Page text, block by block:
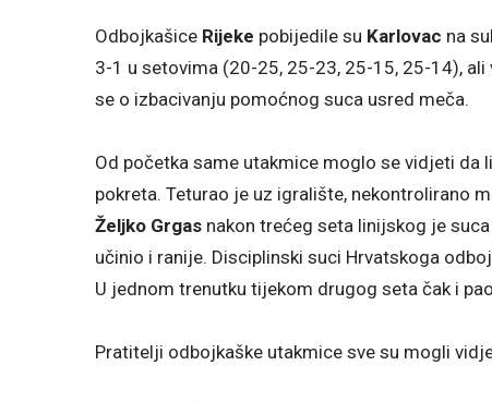
Odbojkašice Rijeke pobijedile su Karlovac na
3-1 u setovima (20-25, 25-23, 25-15, 25-14),
se o izbacivanju pomoćnog suca usred meča.
Od početka same utakmice moglo se vidjeti
pokreta. Teturao je uz igralište, nekontrolirano
Željko Grgas nakon trećeg seta linijskog je
učinio i ranije. Disciplinski suci Hrvatskoga
U jednom trenutku tijekom drugog seta čak i
Pratitelji odbojkaške utakmice sve su mogli